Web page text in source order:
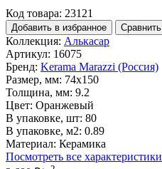
Код товара: 23121
Добавить в избранное Сравнить
Коллекция: Алькасар
Артикул: 16075
Бренд: Kerama Marazzi (Россия)
Размер, мм: 74x150
Толщина, мм: 9.2
Цвет: Оранжевый
В упаковке, шт: 80
В упаковке, м2: 0.89
Материал: Керамика
Посмотреть все характеристики